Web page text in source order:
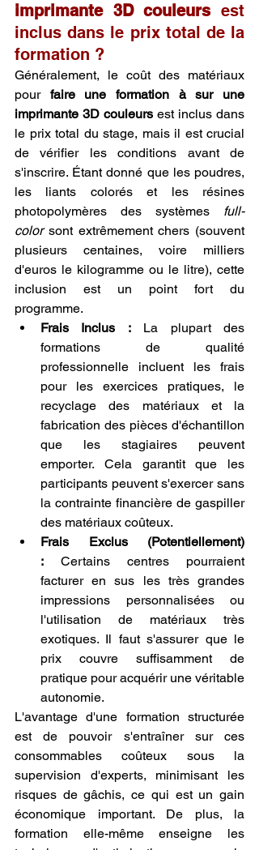
imprimante 3D couleurs est
inclus dans le prix total de la
formation ?
Généralement, le coût des matériaux
pour faire une formation à sur une
imprimante 3D couleurs est inclus dans
le prix total du stage, mais il est crucial
de vérifier les conditions avant de
s'inscrire. Étant donné que les poudres,
les liants colorés et les résines
photopolymères des systèmes full-
color sont extrêmement chers (souvent
plusieurs centaines, voire milliers
d'euros le kilogramme ou le litre), cette
inclusion est un point fort du
programme.
Frais Inclus : La plupart des
formations de qualité
professionnelle incluent les frais
pour les exercices pratiques, le
recyclage des matériaux et la
fabrication des pièces d'échantillon
que les stagiaires peuvent
emporter. Cela garantit que les
participants peuvent s'exercer sans
la contrainte financière de gaspiller
des matériaux coûteux.
Frais Exclus (Potentiellement)
: Certains centres pourraient
facturer en sus les très grandes
impressions personnalisées ou
l'utilisation de matériaux très
exotiques. Il faut s'assurer que le
prix couvre suffisamment de
pratique pour acquérir une véritable
autonomie.
L'avantage d'une formation structurée
est de pouvoir s'entraîner sur ces
consommables coûteux sous la
supervision d'experts, minimisant les
risques de gâchis, ce qui est un gain
économique important. De plus, la
formation elle-même enseigne les